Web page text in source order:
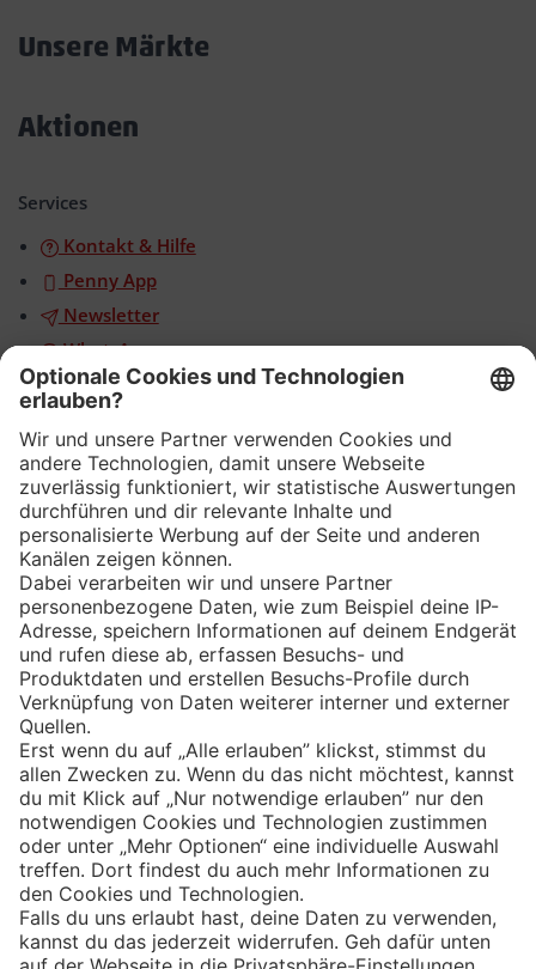
Unsere Märkte
Aktionen
Services
Kontakt & Hilfe
Penny App
Newsletter
WhatsApp
App
Eishockey
Impressum